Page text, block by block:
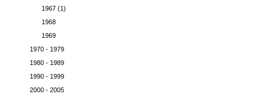
1967 (1)
1968
1969
1970 - 1979
1980 - 1989
1990 - 1999
2000 - 2005